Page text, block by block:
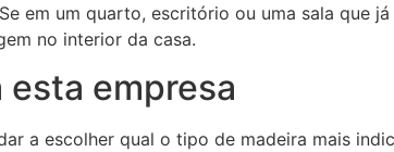
em um quarto, escritório ou uma sala que
no interior da casa.
empresa
a escolher qual o tipo de madeira mais